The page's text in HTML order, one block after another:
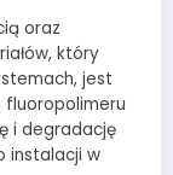
oraz
który
jest
fluoropolimeru
i degradację
instalacji w